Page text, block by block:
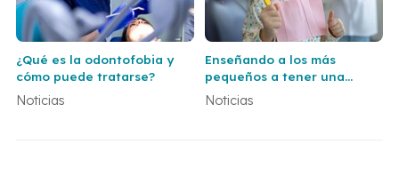
¿Qué es la odontofobia y
cómo puede tratarse?
Noticias
Enseñando a los más
pequeños a tener una
correcta higiene dental
Noticias